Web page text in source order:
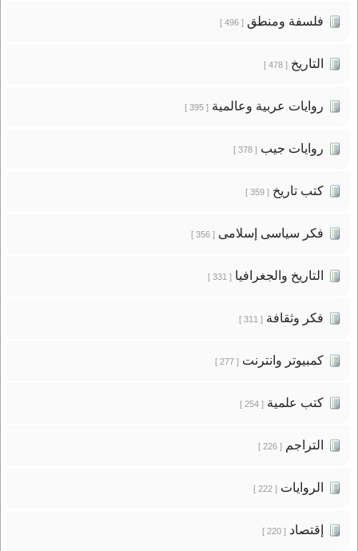
فلسفة ومنطق[ 496 ]
التاريخ[ 478 ]
روايات عربية وعالمية[ 395 ]
روايات جيب[ 378 ]
كتب تاريخ[ 359 ]
فكر سياسى إسلامى[ 356 ]
التاريخ والجغرافيا[ 331 ]
فكر وثقافة[ 311 ]
كمبيوتر وانترنت[ 277 ]
كتب علمية[ 254 ]
التراجم[ 226 ]
الروايات[ 222 ]
إقتصاد[ 220 ]